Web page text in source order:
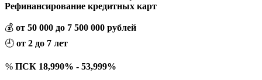
Рефинансирование кредитных карт
💰 от 50 000 до 7 500 000 рублей
🕘 от 2 до 7 лет
% ПСК 18,990% - 53,999%